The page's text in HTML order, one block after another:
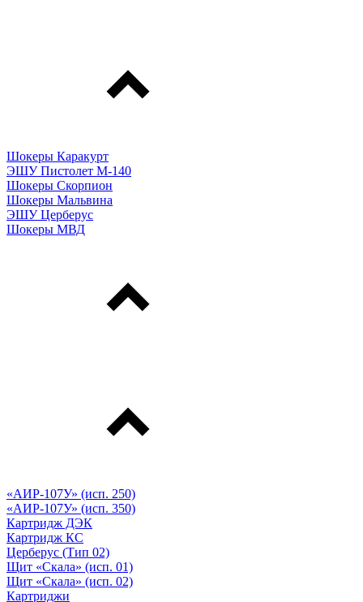
Шокеры Каракурт
ЭШУ Пистолет М-140
Шокеры Скорпион
Шокеры Мальвина
ЭШУ Церберус
Шокеры МВД
«АИР-107У» (исп. 250)
«АИР-107У» (исп. 350)
Картридж ДЭК
Картридж КС
Церберус (Тип 02)
Щит «Скала» (исп. 01)
Щит «Скала» (исп. 02)
Картриджи